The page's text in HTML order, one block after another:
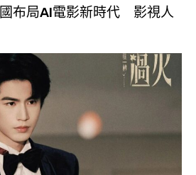
布局AI電影新時代 影視人